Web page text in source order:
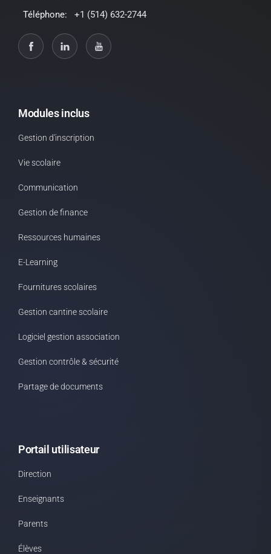
Téléphone:
+1 (514) 632-2744
Modules inclus
Gestion d'inscription
Vie scolaire
Communication
Gestion de finance
Ressources humaines
E-Learning
Fournitures scolaires
Gestion cantine scolaire
Logiciel gestion association
Gestion contrôle & sécurité
Partage de documents
Portail utilisateur
Direction
Enseignants
Parents
Élèves